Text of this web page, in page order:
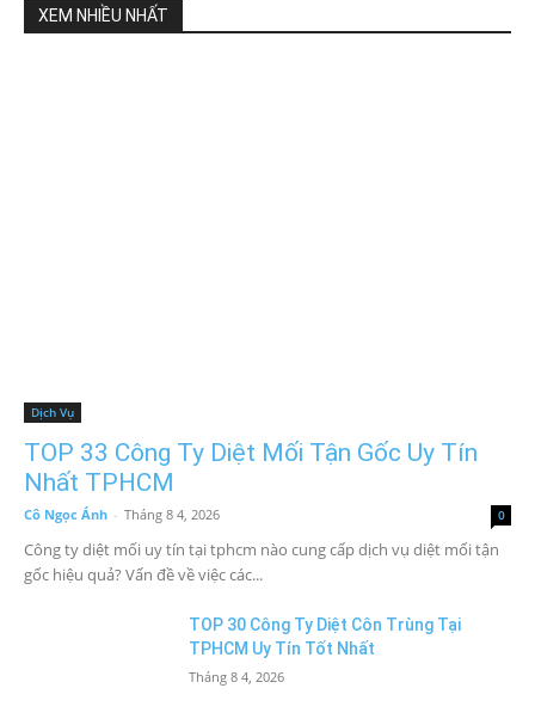
XEM NHIỀU NHẤT
Dịch Vụ
TOP 33 Công Ty Diệt Mối Tận Gốc Uy Tín
Nhất TPHCM
Cô Ngọc Ánh - Tháng 8 4, 2026 0
Công ty diệt mối uy tín tại tphcm nào cung cấp dịch vụ diệt mối tận
gốc hiệu quả? Vấn đề về việc các...
TOP 30 Công Ty Diệt Côn Trùng Tại
TPHCM Uy Tín Tốt Nhất
Tháng 8 4, 2026